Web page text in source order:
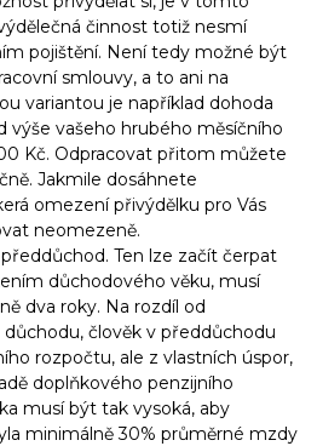
činnost totiž nesmí
pojištění. Není tedy možné být
smlouvy, a to ani na
variantou je například dohoda
výše vašeho hrubého měsíčního
Kč. Odpracovat přitom můžete
Jakmile dosáhnete
omezení přivýdělku pro Vás
neomezeně.
Ten lze začít čerpat
důchodového věku, musí
dva roky. Na rozdíl od
člověk v předdůchodu
rozpočtu, ale z vlastních úspor,
doplňkového penzijního
musí být tak vysoká, aby
minimálně 30% průměrné mzdy